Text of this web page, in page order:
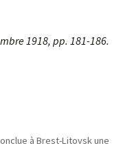
1918, pp. 181-186.
à Brest-Litovsk une